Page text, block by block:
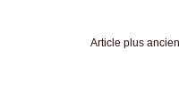
Article plus ancien